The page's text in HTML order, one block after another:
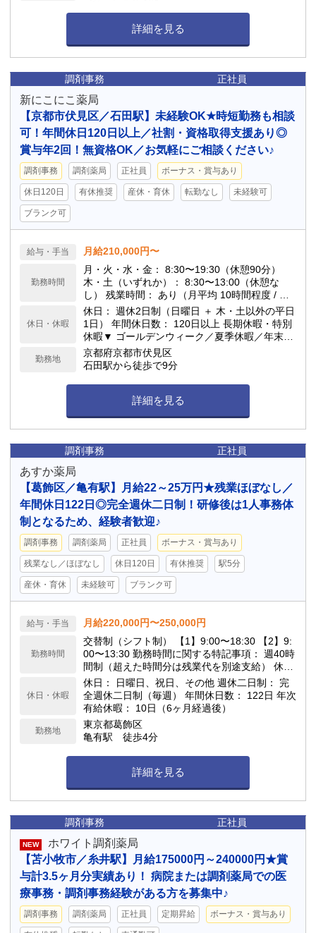
詳細を見る
調剤事務 正社員
新にこにこ薬局
【京都市伏見区／石田駅】未経験OK★時短勤務も相談
可！年間休日120日以上／社割・資格取得支援あり◎
賞与年2回！無資格OK／お気軽にご相談ください♪
調剤事務 調剤薬局 正社員 ボーナス・賞与あり
休日120日 有休推奨 産休・育休 転勤なし 未経験可
ブランク可
給与・手当 月給210,000円〜
勤務時間
月・火・水・金： 8:30〜19:30（休憩90分）
木・土（いずれか）： 8:30〜13:00（休憩な
し） 残業時間： あり（月平均 10時間程度 / 月2
0時間以内） 備考： 時短勤務相談可
休日・休暇
休日： 週休2日制（日曜日 ＋ 木・土以外の平日
1日） 年間休日数： 120日以上 長期休暇・特別
休暇▼ ゴールデンウィーク／夏季休暇／年末年
始休暇／有給休暇／慶弔休暇 育児・介護関連制
度▼ 育児休暇／介護休暇／看護休暇／育児支援
勤務地
京都府京都市伏見区
石田駅から徒歩で9分
詳細を見る
調剤事務 正社員
あすか薬局
【葛飾区／亀有駅】月給22～25万円★残業ほぼなし／
年間休日122日◎完全週休二日制！研修後は1人事務体
制となるため、経験者歓迎♪
調剤事務 調剤薬局 正社員 ボーナス・賞与あり
残業なし／ほぼなし 休日120日 有休推奨 駅5分
産休・育休 未経験可 ブランク可
給与・手当 月給220,000円〜250,000円
勤務時間
交替制（シフト制） 【1】9:00〜18:30 【2】9:
00〜13:30 勤務時間に関する特記事項： 週40時
間制（超えた時間分は残業代を別途支給） 休憩
時間： 90分 残業時間： あり（月平均 1時間） /
36協定における特別条項：なし
休日・休暇
休日： 日曜日、祝日、その他 週休二日制： 完
全週休二日制（毎週） 年間休日数： 122日 年次
有給休暇： 10日（6ヶ月経過後）
勤務地
東京都葛飾区
亀有駅 徒歩4分
詳細を見る
調剤事務 正社員
NEW
ホワイト調剤薬局
【苫小牧市／糸井駅】月給175000円～240000円★賞
与計3.5ヶ月分実績あり！ 病院または調剤薬局での医
療事務・調剤事務経験がある方を募集中♪
調剤事務 調剤薬局 正社員 定期昇給 ボーナス・賞与あり